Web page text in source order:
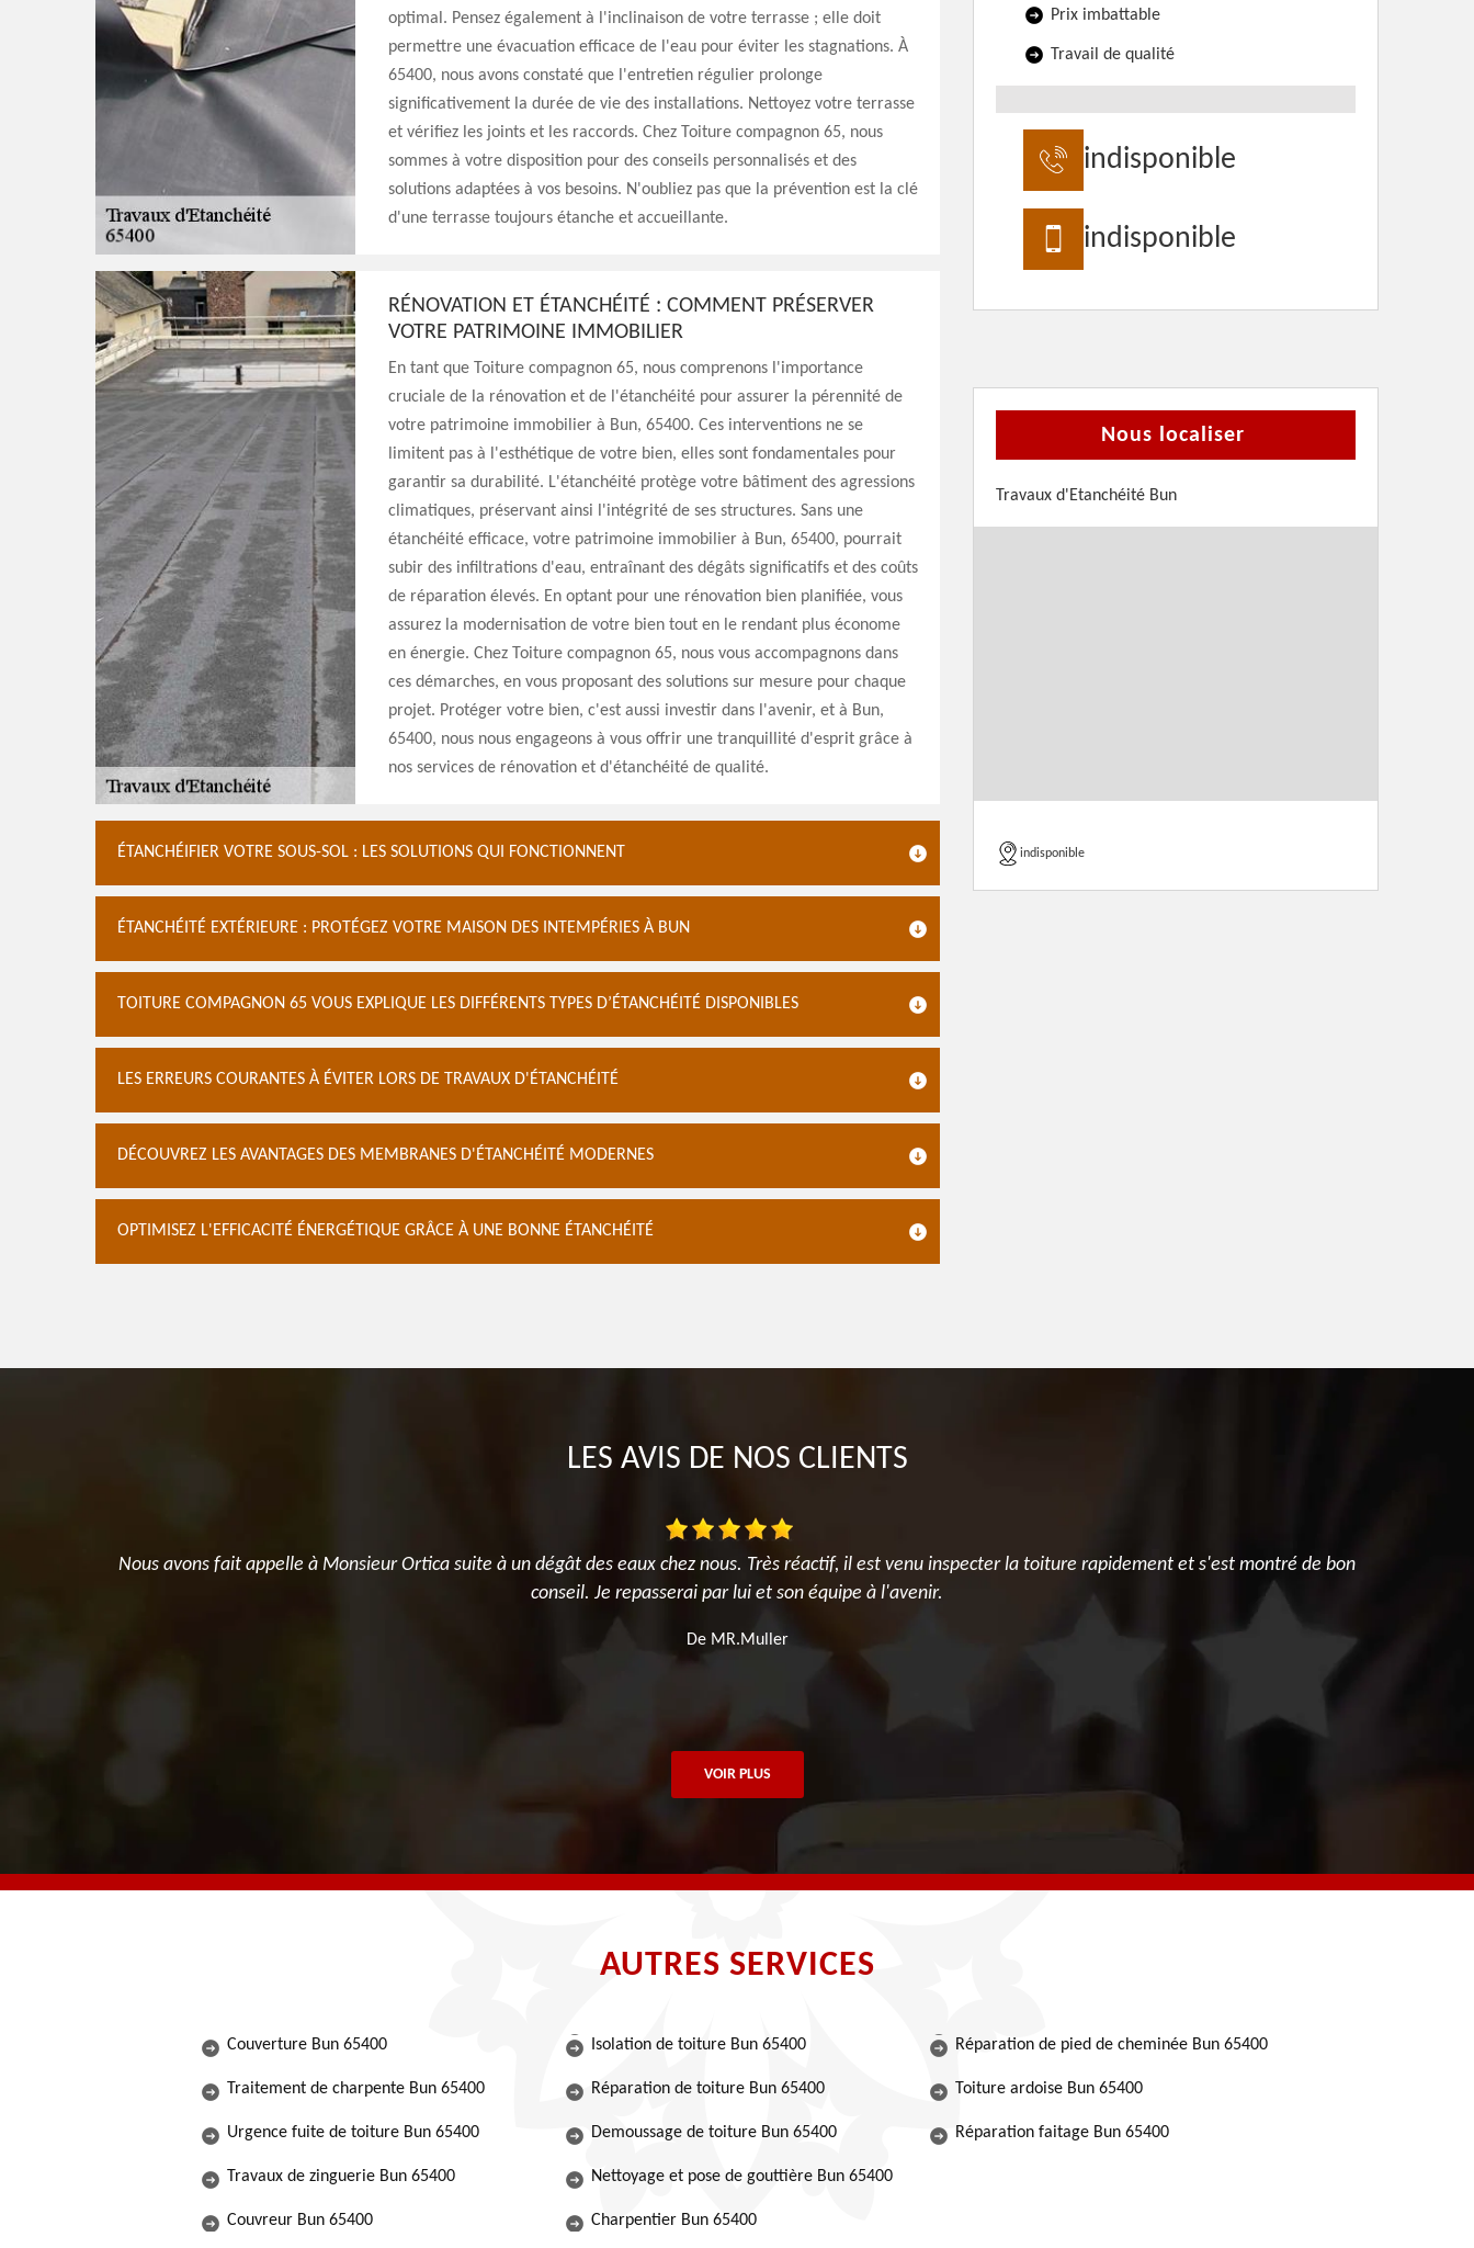
optimal. Pensez également à l'inclinaison de votre terrasse ; elle doit
permettre une évacuation efficace de l'eau pour éviter les stagnations. À
65400, nous avons constaté que l'entretien régulier prolonge
significativement la durée de vie des installations. Nettoyez votre terrasse
et vérifiez les joints et les raccords. Chez Toiture compagnon 65, nous
sommes à votre disposition pour des conseils personnalisés et des
solutions adaptées à vos besoins. N'oubliez pas que la prévention est la clé
d'une terrasse toujours étanche et accueillante.
RÉNOVATION ET ÉTANCHÉITÉ : COMMENT PRÉSERVER
VOTRE PATRIMOINE IMMOBILIER
En tant que Toiture compagnon 65, nous comprenons l'importance
cruciale de la rénovation et de l'étanchéité pour assurer la pérennité de
votre patrimoine immobilier à Bun, 65400. Ces interventions ne se
limitent pas à l'esthétique de votre bien, elles sont fondamentales pour
garantir sa durabilité. L'étanchéité protège votre bâtiment des agressions
climatiques, préservant ainsi l'intégrité de ses structures. Sans une
étanchéité efficace, votre patrimoine immobilier à Bun, 65400, pourrait
subir des infiltrations d'eau, entraînant des dégâts significatifs et des coûts
de réparation élevés. En optant pour une rénovation bien planifiée, vous
assurez la modernisation de votre bien tout en le rendant plus économe
en énergie. Chez Toiture compagnon 65, nous vous accompagnons dans
ces démarches, en vous proposant des solutions sur mesure pour chaque
projet. Protéger votre bien, c'est aussi investir dans l'avenir, et à Bun,
65400, nous nous engageons à vous offrir une tranquillité d'esprit grâce à
nos services de rénovation et d'étanchéité de qualité.
ÉTANCHÉIFIER VOTRE SOUS-SOL : LES SOLUTIONS QUI FONCTIONNENT
ÉTANCHÉITÉ EXTÉRIEURE : PROTÉGEZ VOTRE MAISON DES INTEMPÉRIES À BUN
TOITURE COMPAGNON 65 VOUS EXPLIQUE LES DIFFÉRENTS TYPES D’ÉTANCHÉITÉ DISPONIBLES
LES ERREURS COURANTES À ÉVITER LORS DE TRAVAUX D'ÉTANCHÉITÉ
DÉCOUVREZ LES AVANTAGES DES MEMBRANES D'ÉTANCHÉITÉ MODERNES
OPTIMISEZ L'EFFICACITÉ ÉNERGÉTIQUE GRÂCE À UNE BONNE ÉTANCHÉITÉ
Prix imbattable
Travail de qualité
indisponible
indisponible
Nous localiser
Travaux d'Etanchéité Bun
indisponible
LES AVIS DE NOS CLIENTS
Nous avons fait appelle à Monsieur Ortica suite à un dégât des eaux chez nous. Très réactif, il est venu inspecter la toiture rapidement et s'est montré de bon
conseil. Je repasserai par lui et son équipe à l'avenir.
De MR.Muller
VOIR PLUS
AUTRES SERVICES
Couverture Bun 65400
Traitement de charpente Bun 65400
Urgence fuite de toiture Bun 65400
Travaux de zinguerie Bun 65400
Couvreur Bun 65400
Isolation de toiture Bun 65400
Réparation de toiture Bun 65400
Demoussage de toiture Bun 65400
Nettoyage et pose de gouttière Bun 65400
Charpentier Bun 65400
Réparation de pied de cheminée Bun 65400
Toiture ardoise Bun 65400
Réparation faitage Bun 65400